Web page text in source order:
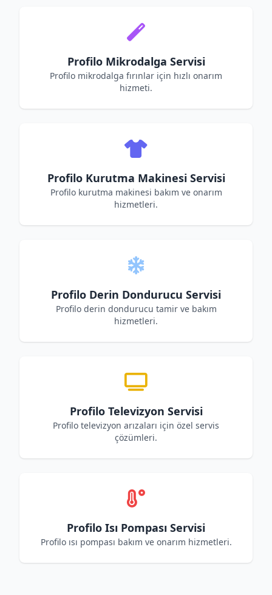
Profilo Mikrodalga Servisi
Profilo mikrodalga fırınlar için hızlı onarım
hizmeti.
Profilo Kurutma Makinesi Servisi
Profilo kurutma makinesi bakım ve onarım
hizmetleri.
Profilo Derin Dondurucu Servisi
Profilo derin dondurucu tamir ve bakım
hizmetleri.
Profilo Televizyon Servisi
Profilo televizyon arızaları için özel servis
çözümleri.
Profilo Isı Pompası Servisi
Profilo ısı pompası bakım ve onarım hizmetleri.